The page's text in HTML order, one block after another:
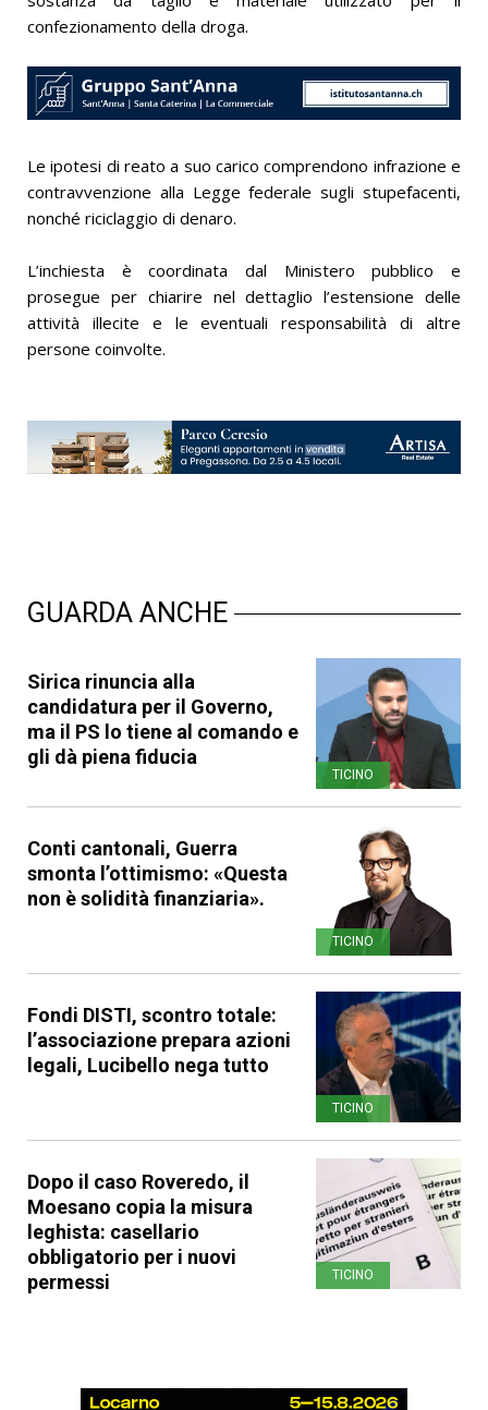
confezionamento della droga.
Le ipotesi di reato a suo carico comprendono infrazione e
contravvenzione alla Legge federale sugli stupefacenti,
nonché riciclaggio di denaro.
L’inchiesta è coordinata dal Ministero pubblico e
prosegue per chiarire nel dettaglio l’estensione delle
attività illecite e le eventuali responsabilità di altre
persone coinvolte.
GUARDA ANCHE
Sirica rinuncia alla
candidatura per il Governo,
ma il PS lo tiene al comando e
gli dà piena fiducia
TICINO
Conti cantonali, Guerra
smonta l’ottimismo: «Questa
non è solidità finanziaria».
TICINO
Fondi DISTI, scontro totale:
l’associazione prepara azioni
legali, Lucibello nega tutto
TICINO
Dopo il caso Roveredo, il
Moesano copia la misura
leghista: casellario
obbligatorio per i nuovi
permessi
TICINO